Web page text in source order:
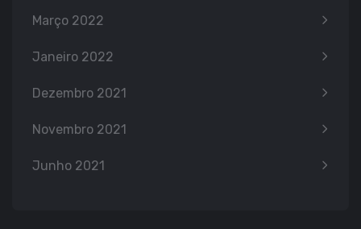
Março 2022
Janeiro 2022
Dezembro 2021
Novembro 2021
Junho 2021